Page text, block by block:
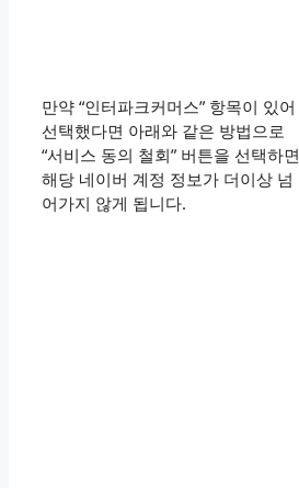
만약 “인터파크커머스” 항목이 있어
선택했다면 아래와 같은 방법으로
“서비스 동의 철회” 버튼을 선택하면
해당 네이버 계정 정보가 더이상 넘
어가지 않게 됩니다.